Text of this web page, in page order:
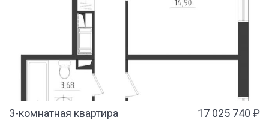
3-комнатная квартира 17 025 740 ₽